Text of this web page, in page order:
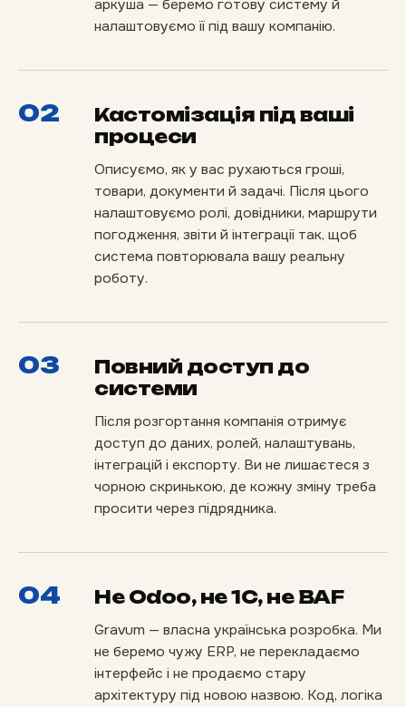
аркуша — беремо готову систему й
налаштовуємо її під вашу компанію.
02
Кастомізація під ваші
процеси
Описуємо, як у вас рухаються гроші,
товари, документи й задачі. Після цього
налаштовуємо ролі, довідники, маршрути
погодження, звіти й інтеграції так, щоб
система повторювала вашу реальну
роботу.
03
Повний доступ до
системи
Після розгортання компанія отримує
доступ до даних, ролей, налаштувань,
інтеграцій і експорту. Ви не лишаєтеся з
чорною скринькою, де кожну зміну треба
просити через підрядника.
04 Не Odoo, не 1С, не BAF
Gravum — власна українська розробка. Ми
не беремо чужу ERP, не перекладаємо
інтерфейс і не продаємо стару
архітектуру під новою назвою. Код, логіка